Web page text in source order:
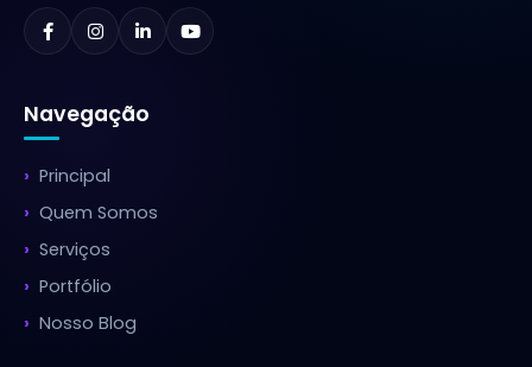
Navegação
Principal
Quem Somos
Serviços
Portfólio
Nosso Blog